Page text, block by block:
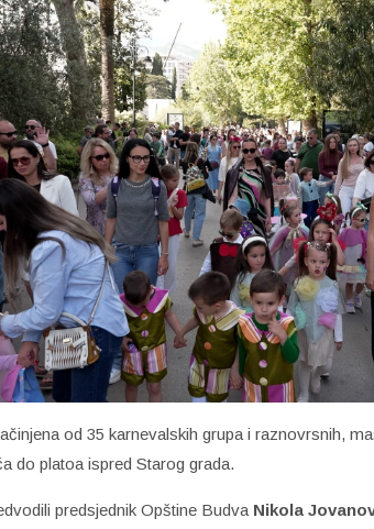
od 35 karnevalskih grupa i raznovrsnih,
do platoa ispred Starog grada.
predsjednik Opštine Budva Nikola